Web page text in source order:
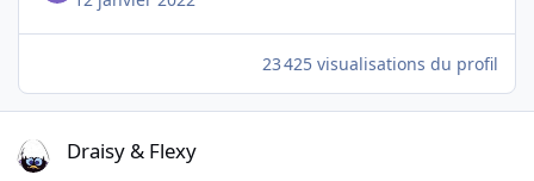
23 425 visualisations du profil
Draisy & Flexy